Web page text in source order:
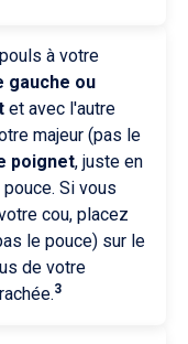
à votre
gauche ou
et avec l'autre
majeur (pas le
poignet, juste en
Si vous
cou, placez
le pouce) sur le
de votre
3